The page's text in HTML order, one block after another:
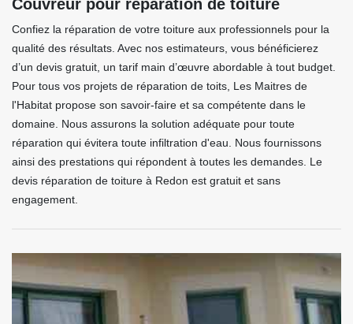
Couvreur pour réparation de toiture
Confiez la réparation de votre toiture aux professionnels pour la
qualité des résultats. Avec nos estimateurs, vous bénéficierez
d’un devis gratuit, un tarif main d’œuvre abordable à tout budget.
Pour tous vos projets de réparation de toits, Les Maitres de
l'Habitat propose son savoir-faire et sa compétente dans le
domaine. Nous assurons la solution adéquate pour toute
réparation qui évitera toute infiltration d'eau. Nous fournissons
ainsi des prestations qui répondent à toutes les demandes. Le
devis réparation de toiture à Redon est gratuit et sans
engagement.